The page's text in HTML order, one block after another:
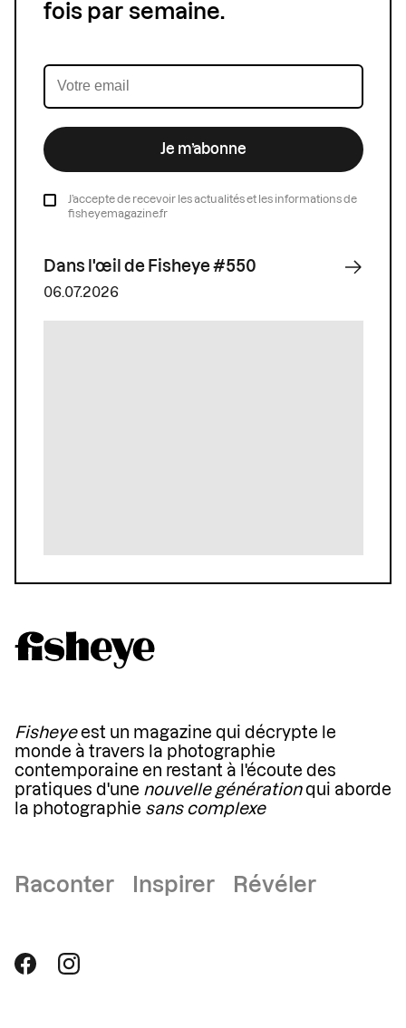
fois par semaine.
Je m’abonne
J’accepte de recevoir les actualités et les informations de
fisheyemagazine.fr
Dans l'œil de Fisheye #550
06.07.2026
Fisheyeest un magazine qui décrypte le
monde à travers la photographie
contemporaine en restant à l'écoute des
pratiques d'une nouvelle générationqui aborde
la photographie sans complexe
Raconter Inspirer Révéler